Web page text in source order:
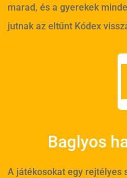
marad, és a gyerekek
jutnak az eltűnt Kódex
Baglyos
A játékosokat egy rejtélyes